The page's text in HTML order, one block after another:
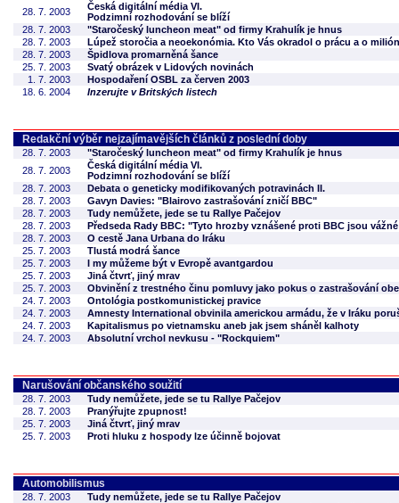
28. 7. 2003
Česká digitální média VI.
Podzimní rozhodování se blíží
28. 7. 2003
"Staročeský luncheon meat" od firmy Krahulík je hnus
28. 7. 2003
Lúpež storočia a neoekonómia. Kto Vás okradol o prácu a o
28. 7. 2003
Špidlova promarněná šance
25. 7. 2003
Svatý obrázek v Lidových novinách
1. 7. 2003
Hospodaření OSBL za červen 2003
18. 6. 2004
Inzerujte v Britských listech
Redakční výběr nejzajímavějších článků z poslední doby
28. 7. 2003
"Staročeský luncheon meat" od firmy Krahulík je hnus
28. 7. 2003
Česká digitální média VI.
Podzimní rozhodování se blíží
28. 7. 2003
Debata o geneticky modifikovaných potravinách II.
28. 7. 2003
Gavyn Davies: "Blairovo zastrašování zničí BBC"
28. 7. 2003
Tudy nemůžete, jede se tu Rallye Pačejov
28. 7. 2003
Předseda Rady BBC: "Tyto hrozby vznášené proti BBC jsou
28. 7. 2003
O cestě Jana Urbana do Iráku
25. 7. 2003
Tlustá modrá šance
25. 7. 2003
I my můžeme být v Evropě avantgardou
25. 7. 2003
Jiná čtvrť, jiný mrav
25. 7. 2003
Obvinění z trestného činu pomluvy jako pokus o zastrašování
24. 7. 2003
Ontológia postkomunistickej pravice
24. 7. 2003
Amnesty International obvinila americkou armádu, že v Iráku
24. 7. 2003
Kapitalismus po vietnamsku aneb jak jsem sháněl kalhoty
24. 7. 2003
Absolutní vrchol nevkusu - "Rockquiem"
Narušování občanského soužití
28. 7. 2003
Tudy nemůžete, jede se tu Rallye Pačejov
28. 7. 2003
Pranýřujte zpupnost!
25. 7. 2003
Jiná čtvrť, jiný mrav
25. 7. 2003
Proti hluku z hospody lze účinně bojovat
Automobilismus
28. 7. 2003
Tudy nemůžete, jede se tu Rallye Pačejov